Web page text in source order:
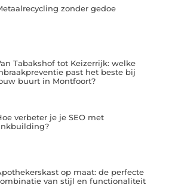
zonder gedoe
Tabakshof tot Keizerrijk: welke
past het beste bij
buurt in Montfoort?
verbeter je je SEO met
op maat: de perfecte
van stijl en functionaliteit